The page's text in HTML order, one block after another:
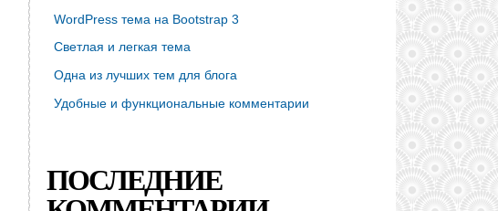
WordPress тема на Bootstrap 3
Светлая и легкая тема
Одна из лучших тем для блога
Удобные и функциональные комментарии
ПОСЛЕДНИЕ